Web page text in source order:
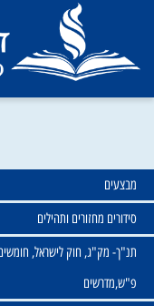
ותהילים
חוק לישראל, חומשים, פרשנים,